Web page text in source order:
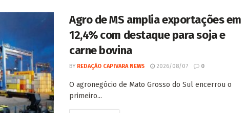
Agro de MS amplia exportações em
12,4% com destaque para soja e
carne bovina
BY REDAÇÃO CAPIVARA NEWS 2026/08/07 0
O agronegócio de Mato Grosso do Sul encerrou o
primeiro...